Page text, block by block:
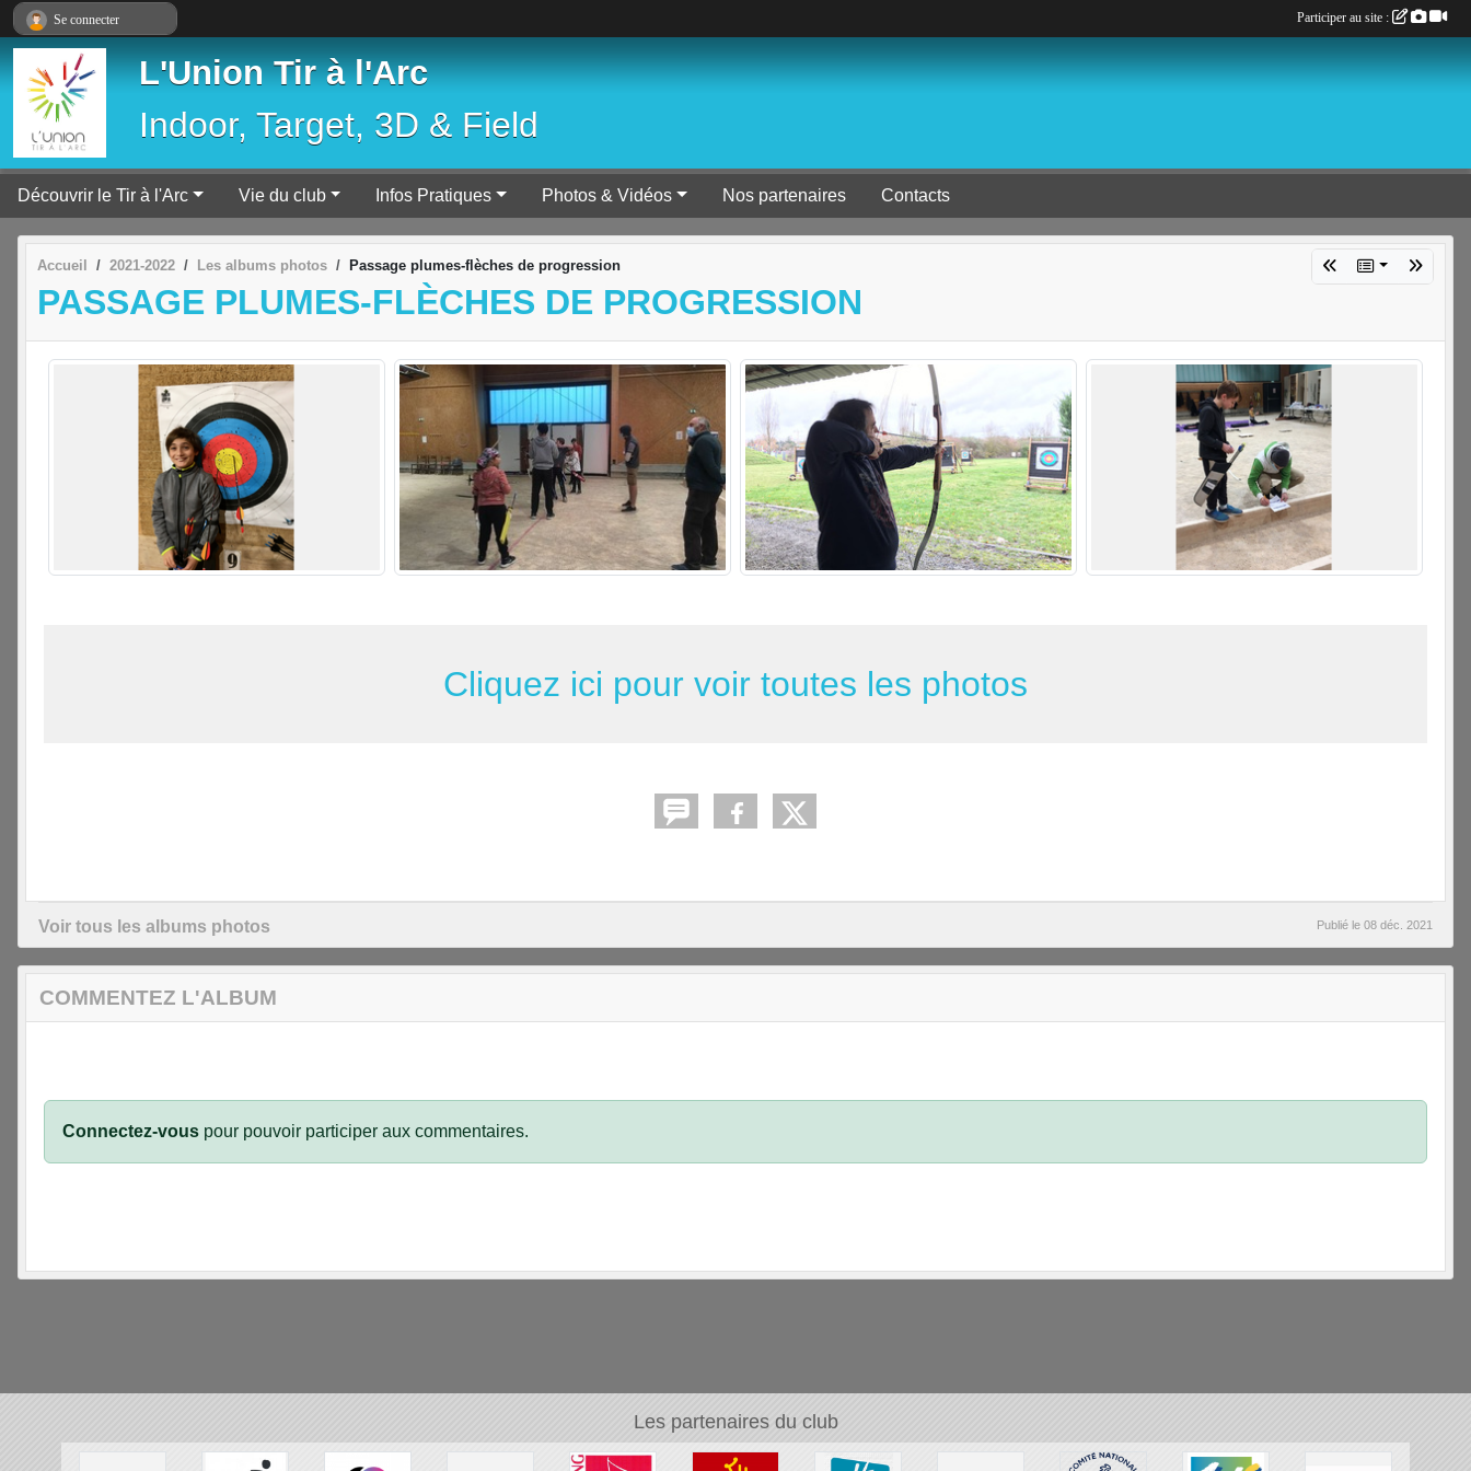
L'Union Tir à l'Arc
Indoor, Target, 3D & Field
Découvrir le Tir à l'Arc Vie du club Infos Pratiques Photos & Vidéos Nos partenaires Contacts
Accueil 2021-2022 Les albums photos Passage plumes-flèches de progression
PASSAGE PLUMES-FLÈCHES DE PROGRESSION
Cliquez ici pour voir toutes les photos
Voir tous les albums photos Publié le 08 déc. 2021
COMMENTEZ L'ALBUM
Connectez-vous pour pouvoir participer aux commentaires.
Les partenaires du club
Se connecter Participer au site :
Panneau de gestion des cookies